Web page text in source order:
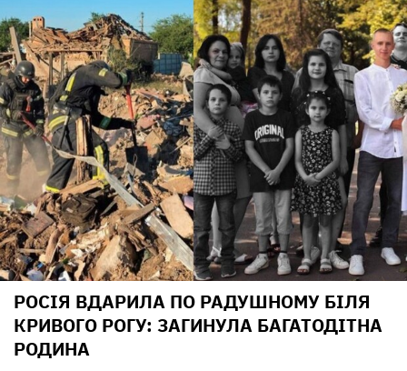
РОСІЯ ВДАРИЛА ПО РАДУШНОМУ БІЛЯ
КРИВОГО РОГУ: ЗАГИНУЛА БАГАТОДІТНА
РОДИНА